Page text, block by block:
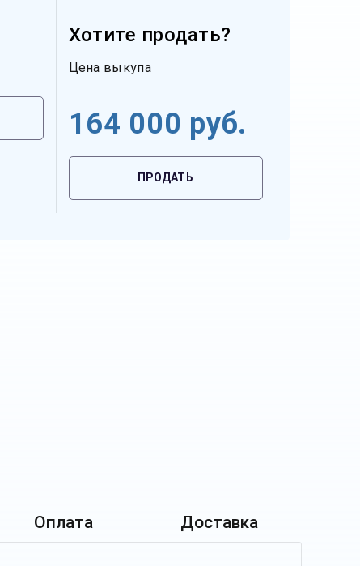
Хотите продать?
Цена выкупа
164 000 руб.
ПРОДАТЬ
Оплата Доставка